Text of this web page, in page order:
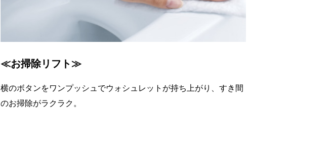
≪お掃除リフト≫
横のボタンをワンプッシュでウォシュレットが持ち上がり、すき間
のお掃除がラクラク。